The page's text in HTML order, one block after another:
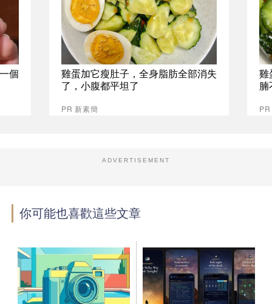
個
雞蛋加它瘦肚子，全身脂肪全部消失
了，小腹都平坦了
PR 新素簡
雞
腩
ADVERTISEMENT
你可能也喜歡這些文章